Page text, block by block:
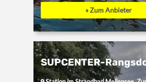
» Zum Anbieter
SUPCENTER-